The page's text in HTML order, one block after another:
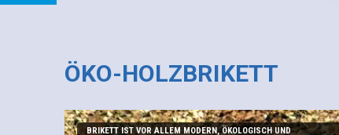
ÖKO-HOLZBRIKETT
BRIKETT IST VOR ALLEM MODERN, ÖKOLOGISCH UND